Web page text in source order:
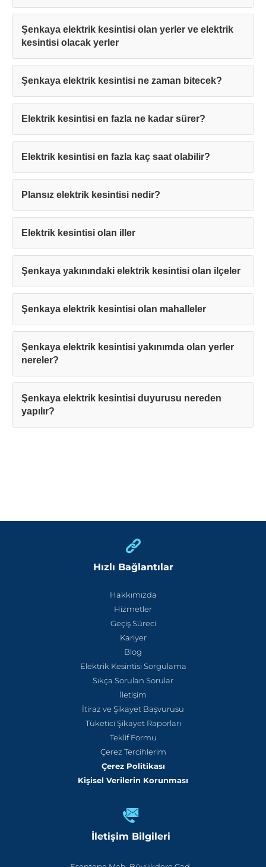
Şenkaya elektrik kesintisi olan yerler ve elektrik
kesintisi olacak yerler
Şenkaya elektrik kesintisi ne zaman bitecek?
Elektrik kesintisi en fazla ne kadar sürer?
Elektrik kesintisi en fazla kaç saat olabilir?
Plansız elektrik kesintisi nedir?
Elektrik kesintisi olan iller
Şenkaya yakınındaki elektrik kesintisi olan ilçeler
Şenkaya elektrik kesintisi olan mahalleler
Şenkaya elektrik kesintisi yakınımda olan yerler
nereler?
Şenkaya elektrik kesintisi duyurusu nereden
yapılır?
Hızlı Bağlantılar
Hakkımızda
Hizmetler
Geçiş Süreci
Kariyer
Blog
Elektrik Kesintisi Sorgulama
Sıkça Sorulan Sorular
İletişim
İtiraz ve Şikayet Başvurusu
Tüketici Şikayet Raporları
Teklif Formu
Çerez Tercihlerim
Çerez Politikası
Kişisel Verilerin Korunması
İletişim Bilgileri
Teşekkürler!
Mesajınız başarıyla ulaştırıldı. En kısa
sürede sizinle iletişime geçilecektir.
Kapat